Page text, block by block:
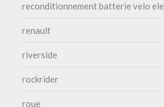
reconditionnement batterie velo
renault
riverside
rockrider
roue